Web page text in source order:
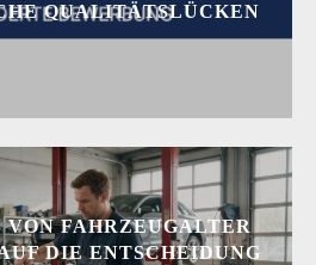
QUALITÄTSLÜCKEN
VON FAHRZEUGALTER
DIE ENTSCHEIDUNG